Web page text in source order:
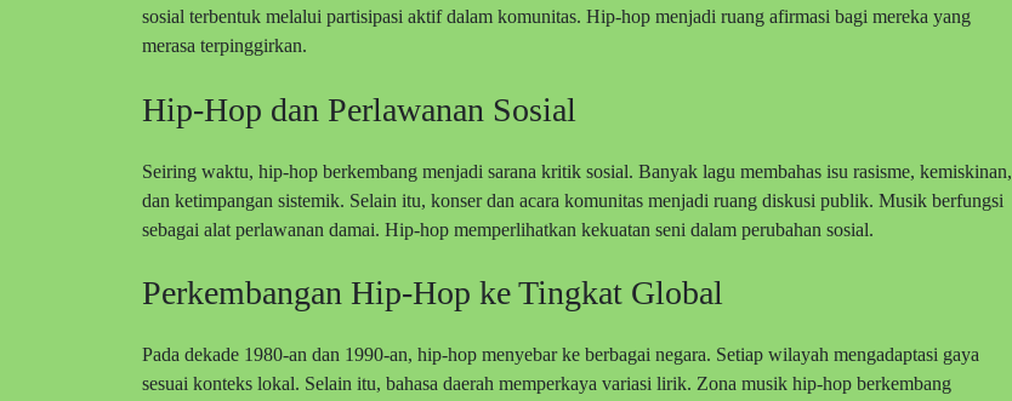
sosial terbentuk melalui partisipasi aktif dalam komunitas. Hip-hop menjadi ruang afirmasi bagi mereka yang
merasa terpinggirkan.
Hip-Hop dan Perlawanan Sosial
Seiring waktu, hip-hop berkembang menjadi sarana kritik sosial. Banyak lagu membahas isu rasisme, kemiskinan,
dan ketimpangan sistemik. Selain itu, konser dan acara komunitas menjadi ruang diskusi publik. Musik berfungsi
sebagai alat perlawanan damai. Hip-hop memperlihatkan kekuatan seni dalam perubahan sosial.
Perkembangan Hip-Hop ke Tingkat Global
Pada dekade 1980-an dan 1990-an, hip-hop menyebar ke berbagai negara. Setiap wilayah mengadaptasi gaya
sesuai konteks lokal. Selain itu, bahasa daerah memperkaya variasi lirik. Zona musik hip-hop berkembang